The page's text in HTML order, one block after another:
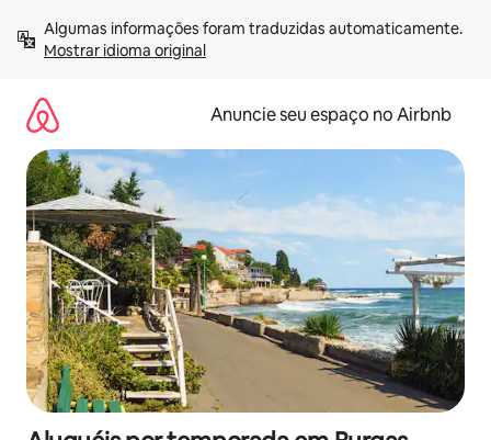
para
Mostrar idioma original
Anuncie seu espaço no Airbnb